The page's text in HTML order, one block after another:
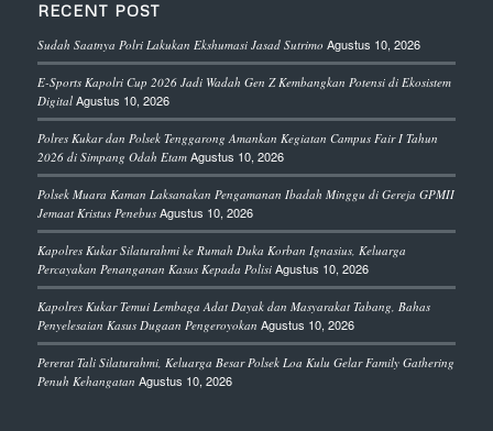
RECENT POST
Sudah Saatnya Polri Lakukan Ekshumasi Jasad Sutrimo Agustus 10, 2026
E-Sports Kapolri Cup 2026 Jadi Wadah Gen Z Kembangkan Potensi di Ekosistem
Digital Agustus 10, 2026
Polres Kukar dan Polsek Tenggarong Amankan Kegiatan Campus Fair I Tahun
2026 di Simpang Odah Etam Agustus 10, 2026
Polsek Muara Kaman Laksanakan Pengamanan Ibadah Minggu di Gereja GPMII
Jemaat Kristus Penebus Agustus 10, 2026
Kapolres Kukar Silaturahmi ke Rumah Duka Korban Ignasius, Keluarga
Percayakan Penanganan Kasus Kepada Polisi Agustus 10, 2026
Kapolres Kukar Temui Lembaga Adat Dayak dan Masyarakat Tabang, Bahas
Penyelesaian Kasus Dugaan Pengeroyokan Agustus 10, 2026
Pererat Tali Silaturahmi, Keluarga Besar Polsek Loa Kulu Gelar Family Gathering
Penuh Kehangatan Agustus 10, 2026